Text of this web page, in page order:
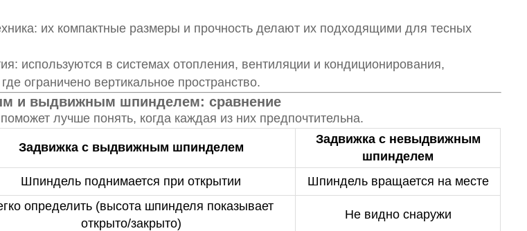
их компактные размеры и прочность делают их подходящими для тесных
используются в системах отопления, вентиляции и кондиционирования,
ограничено вертикальное пространство.
и выдвижным шпинделем: сравнение
лучше понять, когда каждая из них предпочтительна.
Задвижка с выдвижным шпинделем
Задвижка с невыдвижным
шпинделем
Шпиндель поднимается при открытии Шпиндель вращается на месте
определить (высота шпинделя показывает
открыто/закрыто)
Не видно снаружи